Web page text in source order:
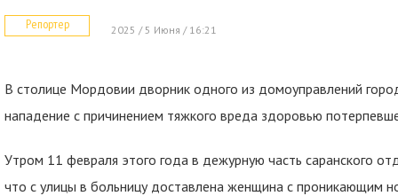
Репортер 2025 / 5 Июня / 16:21
В столице Мордовии дворник одного из домоуправлений
нападение с причинением тяжкого вреда здоровью
Утром 11 февраля этого года в дежурную часть саранского
что с улицы в больницу доставлена женщина с проникающим